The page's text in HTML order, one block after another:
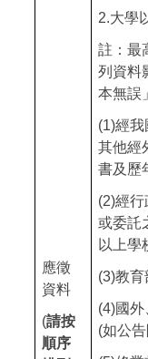
應徵
資料
(請按
順序
2.大學
註：最
列資料
本無誤
(1)經我
其他經
書及歷
(2)經行
或委託
以上學
(3)教育
(4)國外
(如公